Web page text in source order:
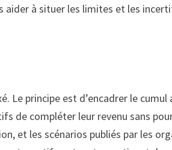
aider à situer les limites et les
Le principe est d’encadrer le cumul
de compléter leur revenu sans
et les scénarios publiés par les